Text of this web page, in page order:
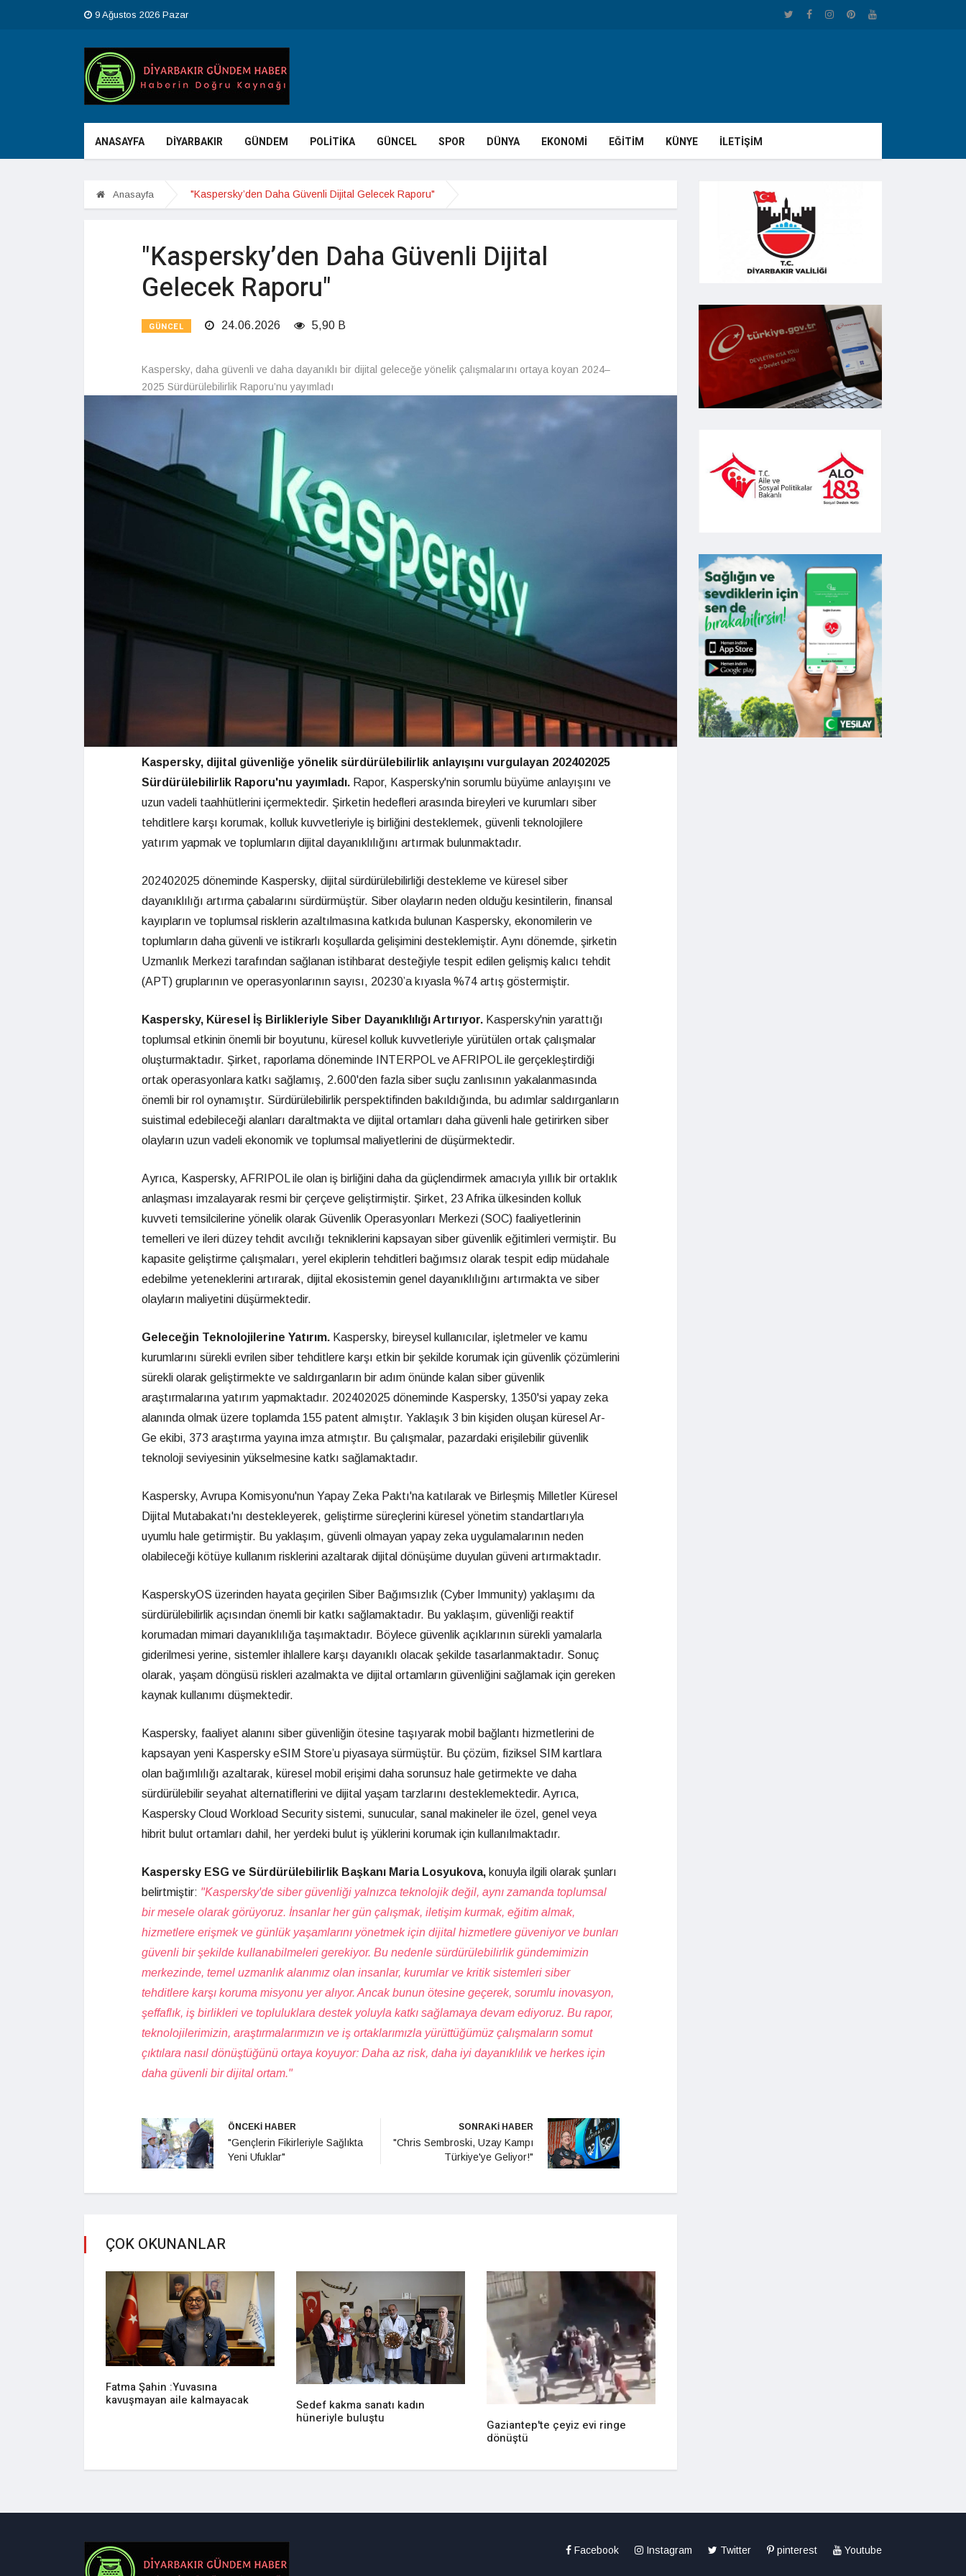
9 Ağustos 2026 Pazar
ANASAYFA DİYARBAKIR GÜNDEM POLİTİKA GÜNCEL SPOR DÜNYA EKONOMİ EĞİTİM KÜNYE İLETİŞİM
Anasayfa "Kaspersky’den Daha Güvenli Dijital Gelecek Raporu"
"Kaspersky’den Daha Güvenli Dijital
Gelecek Raporu"
GÜNCEL 24.06.2026 5,90 B
Kaspersky, daha güvenli ve daha dayanıklı bir dijital geleceğe yönelik çalışmalarını ortaya koyan 2024–
2025 Sürdürülebilirlik Raporu’nu yayımladı
Kaspersky, dijital güvenliğe yönelik sürdürülebilirlik anlayışını vurgulayan 202402025
Sürdürülebilirlik Raporu'nu yayımladı. Rapor, Kaspersky'nin sorumlu büyüme anlayışını ve
uzun vadeli taahhütlerini içermektedir. Şirketin hedefleri arasında bireyleri ve kurumları siber
tehditlere karşı korumak, kolluk kuvvetleriyle iş birliğini desteklemek, güvenli teknolojilere
yatırım yapmak ve toplumların dijital dayanıklılığını artırmak bulunmaktadır.
202402025 döneminde Kaspersky, dijital sürdürülebilirliği destekleme ve küresel siber
dayanıklılığı artırma çabalarını sürdürmüştür. Siber olayların neden olduğu kesintilerin, finansal
kayıpların ve toplumsal risklerin azaltılmasına katkıda bulunan Kaspersky, ekonomilerin ve
toplumların daha güvenli ve istikrarlı koşullarda gelişimini desteklemiştir. Aynı dönemde, şirketin
Uzmanlık Merkezi tarafından sağlanan istihbarat desteğiyle tespit edilen gelişmiş kalıcı tehdit
(APT) gruplarının ve operasyonlarının sayısı, 20230’a kıyasla %74 artış göstermiştir.
Kaspersky, Küresel İş Birlikleriyle Siber Dayanıklılığı Artırıyor. Kaspersky'nin yarattığı
toplumsal etkinin önemli bir boyutunu, küresel kolluk kuvvetleriyle yürütülen ortak çalışmalar
oluşturmaktadır. Şirket, raporlama döneminde INTERPOL ve AFRIPOL ile gerçekleştirdiği
ortak operasyonlara katkı sağlamış, 2.600'den fazla siber suçlu zanlısının yakalanmasında
önemli bir rol oynamıştır. Sürdürülebilirlik perspektifinden bakıldığında, bu adımlar saldırganların
suistimal edebileceği alanları daraltmakta ve dijital ortamları daha güvenli hale getirirken siber
olayların uzun vadeli ekonomik ve toplumsal maliyetlerini de düşürmektedir.
Ayrıca, Kaspersky, AFRIPOL ile olan iş birliğini daha da güçlendirmek amacıyla yıllık bir ortaklık
anlaşması imzalayarak resmi bir çerçeve geliştirmiştir. Şirket, 23 Afrika ülkesinden kolluk
kuvveti temsilcilerine yönelik olarak Güvenlik Operasyonları Merkezi (SOC) faaliyetlerinin
temelleri ve ileri düzey tehdit avcılığı tekniklerini kapsayan siber güvenlik eğitimleri vermiştir. Bu
kapasite geliştirme çalışmaları, yerel ekiplerin tehditleri bağımsız olarak tespit edip müdahale
edebilme yeteneklerini artırarak, dijital ekosistemin genel dayanıklılığını artırmakta ve siber
olayların maliyetini düşürmektedir.
Geleceğin Teknolojilerine Yatırım. Kaspersky, bireysel kullanıcılar, işletmeler ve kamu
kurumlarını sürekli evrilen siber tehditlere karşı etkin bir şekilde korumak için güvenlik çözümlerini
sürekli olarak geliştirmekte ve saldırganların bir adım önünde kalan siber güvenlik
araştırmalarına yatırım yapmaktadır. 202402025 döneminde Kaspersky, 1350'si yapay zeka
alanında olmak üzere toplamda 155 patent almıştır. Yaklaşık 3 bin kişiden oluşan küresel Ar-
Ge ekibi, 373 araştırma yayına imza atmıştır. Bu çalışmalar, pazardaki erişilebilir güvenlik
teknoloji seviyesinin yükselmesine katkı sağlamaktadır.
Kaspersky, Avrupa Komisyonu'nun Yapay Zeka Paktı'na katılarak ve Birleşmiş Milletler Küresel
Dijital Mutabakatı'nı destekleyerek, geliştirme süreçlerini küresel yönetim standartlarıyla
uyumlu hale getirmiştir. Bu yaklaşım, güvenli olmayan yapay zeka uygulamalarının neden
olabileceği kötüye kullanım risklerini azaltarak dijital dönüşüme duyulan güveni artırmaktadır.
KasperskyOS üzerinden hayata geçirilen Siber Bağımsızlık (Cyber Immunity) yaklaşımı da
sürdürülebilirlik açısından önemli bir katkı sağlamaktadır. Bu yaklaşım, güvenliği reaktif
korumadan mimari dayanıklılığa taşımaktadır. Böylece güvenlik açıklarının sürekli yamalarla
giderilmesi yerine, sistemler ihlallere karşı dayanıklı olacak şekilde tasarlanmaktadır. Sonuç
olarak, yaşam döngüsü riskleri azalmakta ve dijital ortamların güvenliğini sağlamak için gereken
kaynak kullanımı düşmektedir.
Kaspersky, faaliyet alanını siber güvenliğin ötesine taşıyarak mobil bağlantı hizmetlerini de
kapsayan yeni Kaspersky eSIM Store’u piyasaya sürmüştür. Bu çözüm, fiziksel SIM kartlara
olan bağımlılığı azaltarak, küresel mobil erişimi daha sorunsuz hale getirmekte ve daha
sürdürülebilir seyahat alternatiflerini ve dijital yaşam tarzlarını desteklemektedir. Ayrıca,
Kaspersky Cloud Workload Security sistemi, sunucular, sanal makineler ile özel, genel veya
hibrit bulut ortamları dahil, her yerdeki bulut iş yüklerini korumak için kullanılmaktadır.
Kaspersky ESG ve Sürdürülebilirlik Başkanı Maria Losyukova, konuyla ilgili olarak şunları
belirtmiştir: "Kaspersky'de siber güvenliği yalnızca teknolojik değil, aynı zamanda toplumsal
bir mesele olarak görüyoruz. İnsanlar her gün çalışmak, iletişim kurmak, eğitim almak,
hizmetlere erişmek ve günlük yaşamlarını yönetmek için dijital hizmetlere güveniyor ve bunları
güvenli bir şekilde kullanabilmeleri gerekiyor. Bu nedenle sürdürülebilirlik gündemimizin
merkezinde, temel uzmanlık alanımız olan insanlar, kurumlar ve kritik sistemleri siber
tehditlere karşı koruma misyonu yer alıyor. Ancak bunun ötesine geçerek, sorumlu inovasyon,
şeffaflık, iş birlikleri ve topluluklara destek yoluyla katkı sağlamaya devam ediyoruz. Bu rapor,
teknolojilerimizin, araştırmalarımızın ve iş ortaklarımızla yürüttüğümüz çalışmaların somut
çıktılara nasıl dönüştüğünü ortaya koyuyor: Daha az risk, daha iyi dayanıklılık ve herkes için
daha güvenli bir dijital ortam."
ÖNCEKİ HABER
"Gençlerin Fikirleriyle Sağlıkta
Yeni Ufuklar"
SONRAKİ HABER
"Chris Sembroski, Uzay Kampı
Türkiye'ye Geliyor!"
ÇOK OKUNANLAR
Fatma Şahin :Yuvasına
kavuşmayan aile kalmayacak
Sedef kakma sanatı kadın
hüneriyle buluştu
Gaziantep'te çeyiz evi ringe
dönüştü
Facebook Instagram Twitter pinterest Youtube